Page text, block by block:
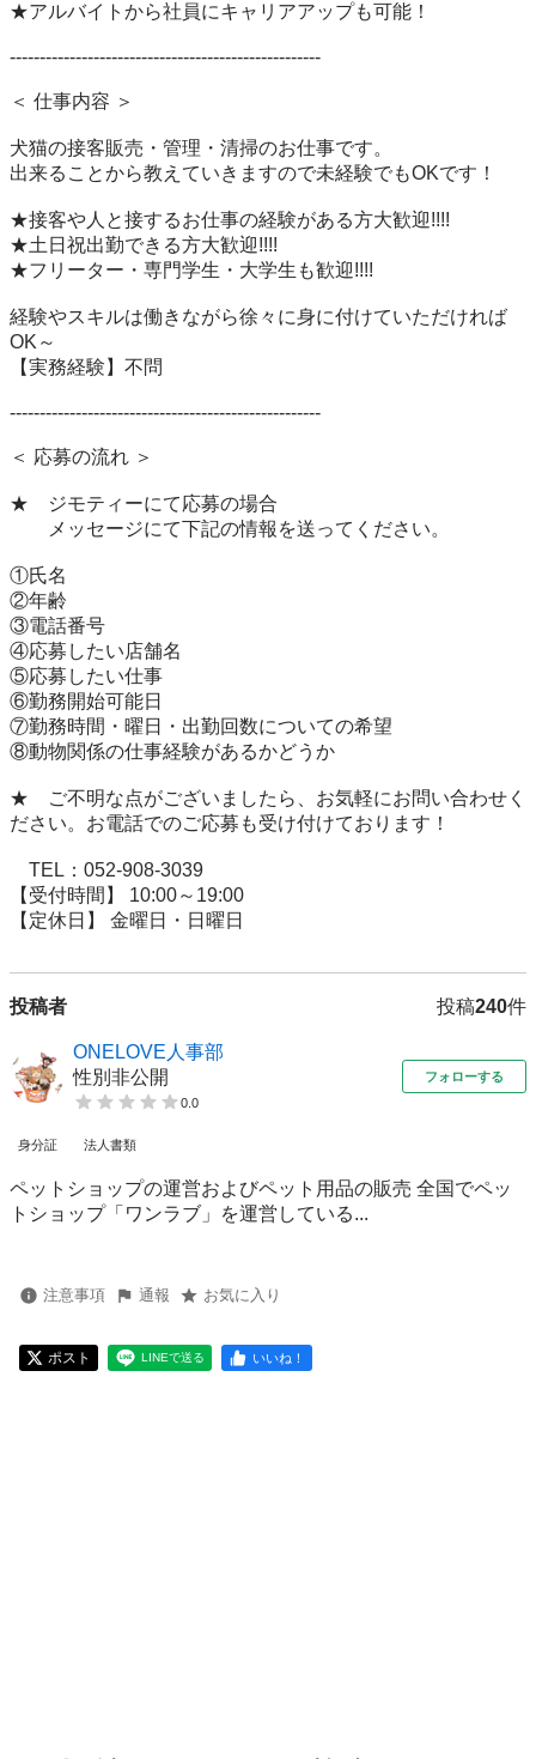
★アルバイトから社員にキャリアアップも可能！
----------------------------------------------------
＜ 仕事内容 ＞
犬猫の接客販売・管理・清掃のお仕事です。
出来ることから教えていきますので未経験でもOKです！
★接客や人と接するお仕事の経験がある方大歓迎!!!!
★土日祝出勤できる方大歓迎!!!!
★フリーター・専門学生・大学生も歓迎!!!!
経験やスキルは働きながら徐々に身に付けていただければ
OK～
【実務経験】不問
----------------------------------------------------
＜ 応募の流れ ＞
★　ジモティーにて応募の場合
メッセージにて下記の情報を送ってください。
①氏名
②年齢
③電話番号
④応募したい店舗名
⑤応募したい仕事
⑥勤務開始可能日
⑦勤務時間・曜日・出勤回数についての希望
⑧動物関係の仕事経験があるかどうか
★　ご不明な点がございましたら、お気軽にお問い合わせく
ださい。お電話でのご応募も受け付けております！
TEL：052-908-3039
【受付時間】 10:00～19:00
【定休日】 金曜日・日曜日
投稿者 投稿240件
ONELOVE人事部
性別非公開
0.0
フォローする
身分証 法人書類
ペットショップの運営およびペット用品の販売 全国でペッ
トショップ「ワンラブ」を運営している...
注意事項 通報 お気に入り
ポスト LINEで送る いいね！